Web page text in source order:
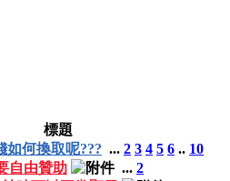
標題
如何換取呢??? ... 2 3 4 5 6 .. 10
自由贊助
... 2